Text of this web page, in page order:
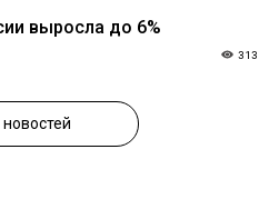
выросла до 6%
313